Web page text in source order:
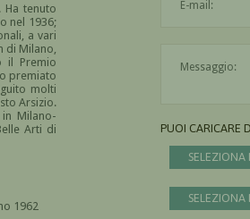
Ha tenuto
nel 1936;
a vari
di Milano,
il Premio
premiato
molti
Arsizio.
Milano-
Arti di
1962
PUOI CARICARE
SELEZIONA
SELEZIONA